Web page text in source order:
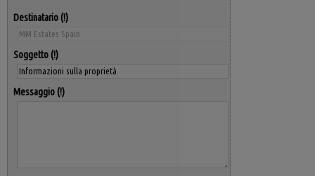
Destinatario
Soggetto
Messaggio